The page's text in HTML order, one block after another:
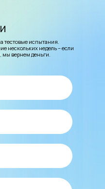
тестовые испытания.
нескольких недель – если
мы вернем деньги.